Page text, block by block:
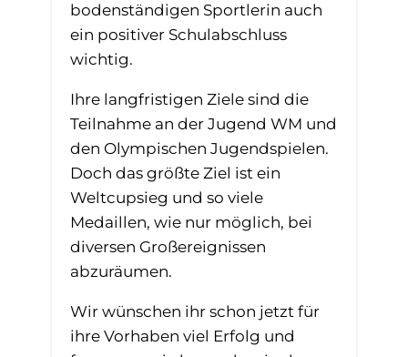
bodenständigen Sportlerin auch
ein positiver Schulabschluss
wichtig.
Ihre langfristigen Ziele sind die
Teilnahme an der Jugend WM und
den Olympischen Jugendspielen.
Doch das größte Ziel ist ein
Weltcupsieg und so viele
Medaillen, wie nur möglich, bei
diversen Großereignissen
abzuräumen.
Wir wünschen ihr schon jetzt für
ihre Vorhaben viel Erfolg und